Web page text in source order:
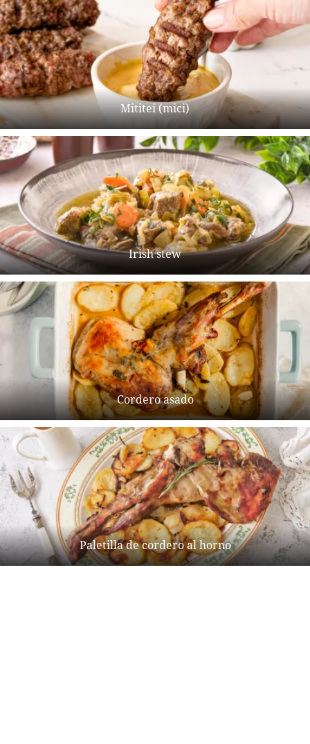
Mititei (mici)
Irish stew
Cordero asado
Paletilla de cordero al horno